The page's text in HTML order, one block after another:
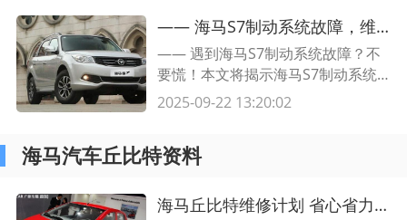
害。
—— 海马S7制动系统故障，维修方法大揭秘
—— 遇到海马S7制动系统故障？不
要慌！本文将揭示海马S7制动系统
故障的原因，并为您提供有效的维修
2025-09-22 13:20:02
海马汽车丘比特资料
海马丘比特维修计划 省心省力的解决方案